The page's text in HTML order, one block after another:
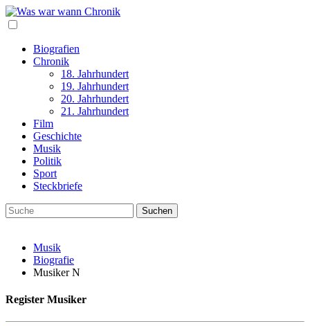
Biografien
Chronik
18. Jahrhundert
19. Jahrhundert
20. Jahrhundert
21. Jahrhundert
Film
Geschichte
Musik
Politik
Sport
Steckbriefe
Musik
Biografie
Musiker N
Register Musiker